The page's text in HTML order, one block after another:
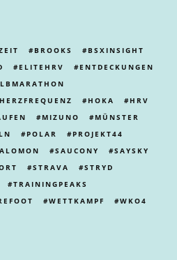
BROOKS
BSXINSIGHT
ELITEHRV
ENTDECKUNGEN
HERZFREQUENZ HOKA
HRV
MIZUNO
MÜNSTER
POLAR
PROJEKT44
SAUCONY
SAYSKY
STRAVA
STRYD
TRAININGPEAKS
WETTKAMPF
WKO4